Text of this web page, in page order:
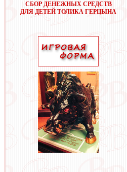
СБОР ДЕНЕЖНЫХ СРЕДСТВ
ДЛЯ ДЕТЕЙ ТОЛИКА ГЕРЦЫНА